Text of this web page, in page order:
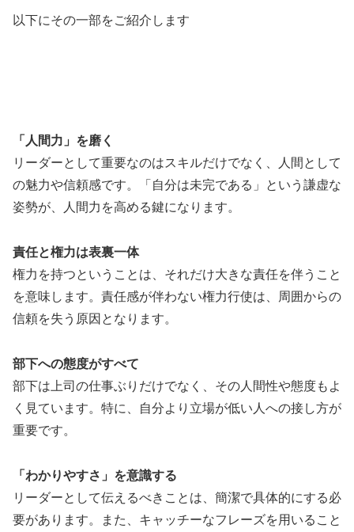
以下にその一部をご紹介します
「人間力」を磨く
リーダーとして重要なのはスキルだけでなく、人間として
の魅力や信頼感です。「自分は未完である」という謙虚な
姿勢が、人間力を高める鍵になります。
責任と権力は表裏一体
権力を持つということは、それだけ大きな責任を伴うこと
を意味します。責任感が伴わない権力行使は、周囲からの
信頼を失う原因となります。
部下への態度がすべて
部下は上司の仕事ぶりだけでなく、その人間性や態度もよ
く見ています。特に、自分より立場が低い人への接し方が
重要です。
「わかりやすさ」を意識する
リーダーとして伝えるべきことは、簡潔で具体的にする必
要があります。また、キャッチーなフレーズを用いること